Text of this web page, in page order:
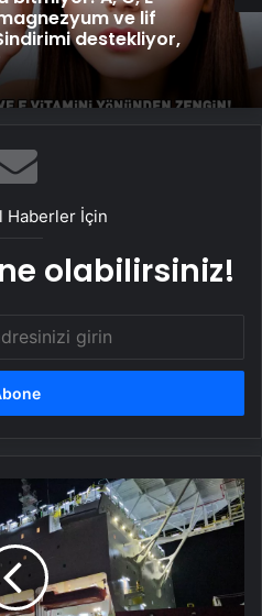
bitmiyor! A, C, E
ve lif
destekliyor,
Meğer en
Haberler İçin
olabilirsiniz!